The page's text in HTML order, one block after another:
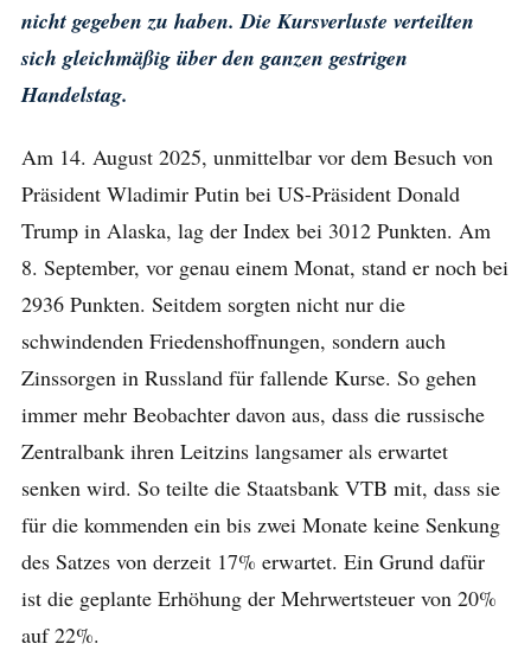
nicht gegeben zu haben. Die Kursverluste verteilten
sich gleichmäßig über den ganzen gestrigen
Handelstag.
Am 14. August 2025, unmittelbar vor dem Besuch von
Präsident Wladimir Putin bei US-Präsident Donald
Trump in Alaska, lag der Index bei 3012 Punkten. Am
8. September, vor genau einem Monat, stand er noch bei
2936 Punkten. Seitdem sorgten nicht nur die
schwindenden Friedenshoffnungen, sondern auch
Zinssorgen in Russland für fallende Kurse. So gehen
immer mehr Beobachter davon aus, dass die russische
Zentralbank ihren Leitzins langsamer als erwartet
senken wird. So teilte die Staatsbank VTB mit, dass sie
für die kommenden ein bis zwei Monate keine Senkung
des Satzes von derzeit 17% erwartet. Ein Grund dafür
ist die geplante Erhöhung der Mehrwertsteuer von 20%
auf 22%.